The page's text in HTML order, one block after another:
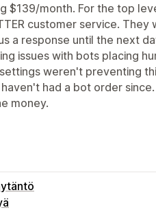
$139/month. For the top
customer service.
a response until the next
issues with bots placing
weren't preventing
had a bot order since.
money.